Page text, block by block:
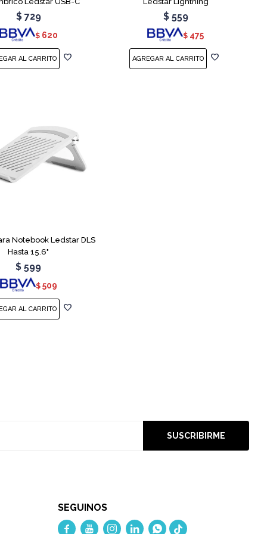
$ 729
$ 620
$ 559
$ 475
Notebook Ledstar DLS
Hasta 15.6"
$ 599
$ 509
SUSCRIBIRME
SEGUINOS
    